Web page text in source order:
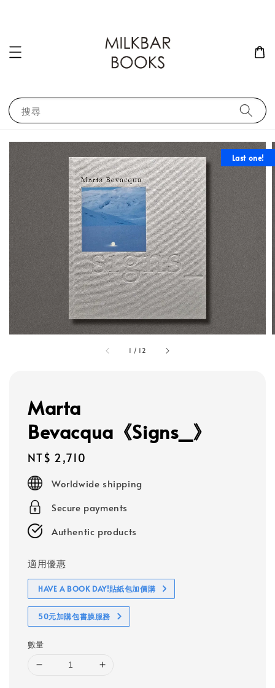
搜尋
1 / 12
Last one!
Marta
Bevacqua《Signs_》
Regular
price
NT$ 2,710
Worldwide shipping
Secure payments
Authentic products
適用優惠
HAVE A BOOK DAY!貼紙包加價購
50元加購包書膜服務
數量